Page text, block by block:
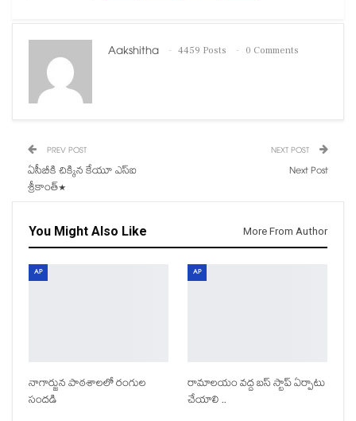
Aakshitha 4459 Posts 0 Comments
PREV POST
ఏసీబీకి చిక్కిన కేయూ ఎస్ఐ
శ్రీకాంత్*
NEXT POST
Next Post
You Might Also Like More From Author
AP
నాగార్జున పాఠశాలలో రంగుల
సందడి
AP
రామాలయం వద్ద బస్ స్టాప్ ఏర్పాటు
చేయాలి ..